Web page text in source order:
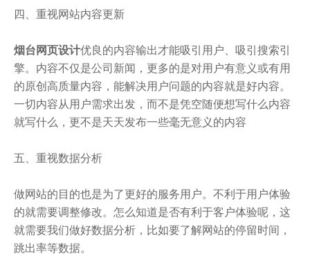
四、重视网站内容更新
烟台网页设计优良的内容输出才能吸引用户、吸引搜索引
擎。内容不仅是公司新闻，更多的是对用户有意义或有用
的原创高质量内容，能解决用户问题的内容就是好内容。
一切内容从用户需求出发，而不是凭空随便想写什么内容
就写什么，更不是天天发布一些毫无意义的内容
五、重视数据分析
做网站的目的也是为了更好的服务用户。不利于用户体验
的就需要调整修改。怎么知道是否有利于客户体验呢，这
就需要我们做好数据分析，比如要了解网站的停留时间，
跳出率等数据。